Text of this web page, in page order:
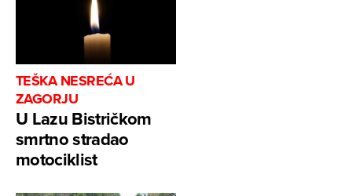
TEŠKA NESREĆA U
ZAGORJU
U Lazu Bistričkom
smrtno stradao
motociklist